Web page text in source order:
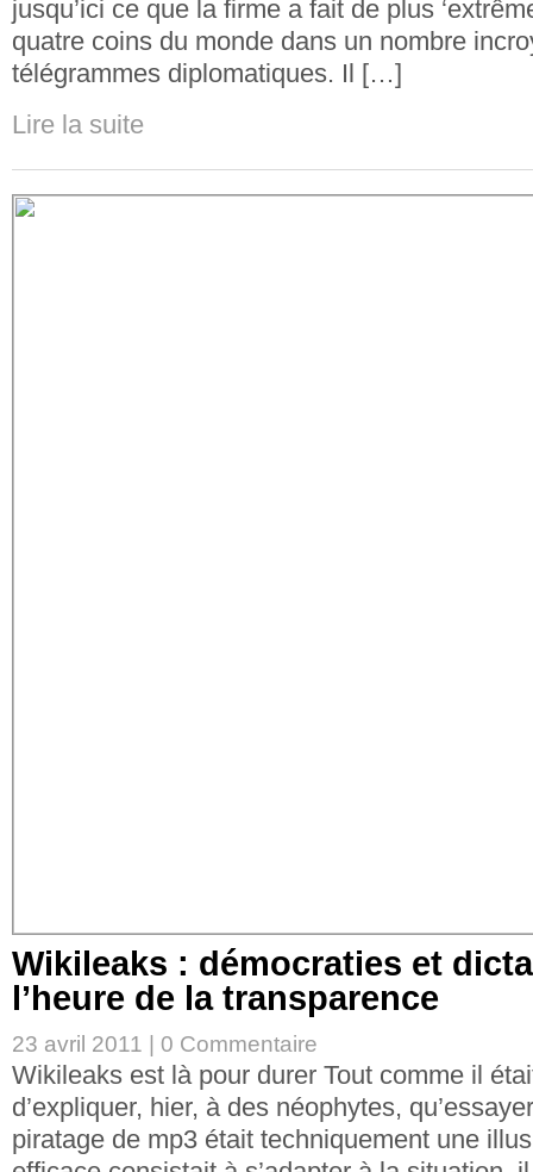
jusqu’ici ce que la firme a fait de plus
quatre coins du monde dans un nombre
télégrammes diplomatiques. Il […]
Lire la suite
Wikileaks : démocraties et
l’heure de la transparence
23 avril 2011 | 0 Commentaire
Wikileaks est là pour durer Tout comme il
d’expliquer, hier, à des néophytes,
piratage de mp3 était techniquement une